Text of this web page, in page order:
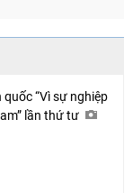
“Vì sự nghiệp
lần thứ tư